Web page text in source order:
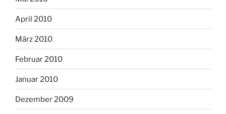
April 2010
März 2010
Februar 2010
Januar 2010
Dezember 2009